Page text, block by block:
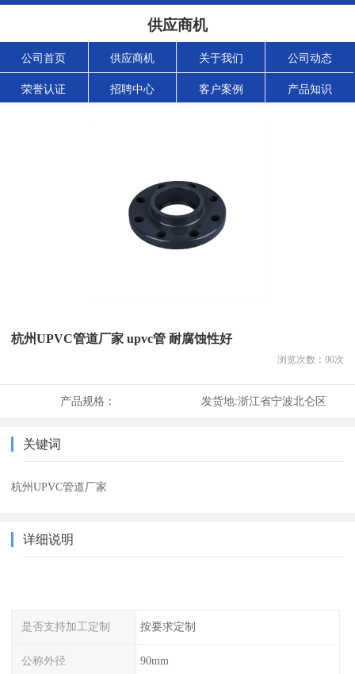
供应商机
公司首页 供应商机 关于我们 公司动态
荣誉认证 招聘中心 客户案例 产品知识
杭州UPVC管道厂家 upvc管 耐腐蚀性好
浏览次数： 90次
产品规格： 发货地:浙江省宁波北仑区
关键词
杭州UPVC管道厂家
详细说明
是否支持加工定制 按要求定制
公称外径 90mm